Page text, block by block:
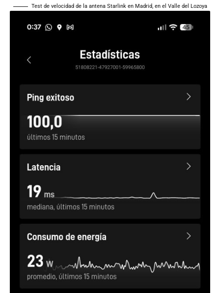
Test de velocidad de la antena Starlink en Madrid, en el Valle del Lozoya